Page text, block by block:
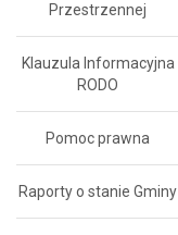
Przestrzennej
Klauzula Informacyjna
RODO
Pomoc prawna
Raporty o stanie Gminy